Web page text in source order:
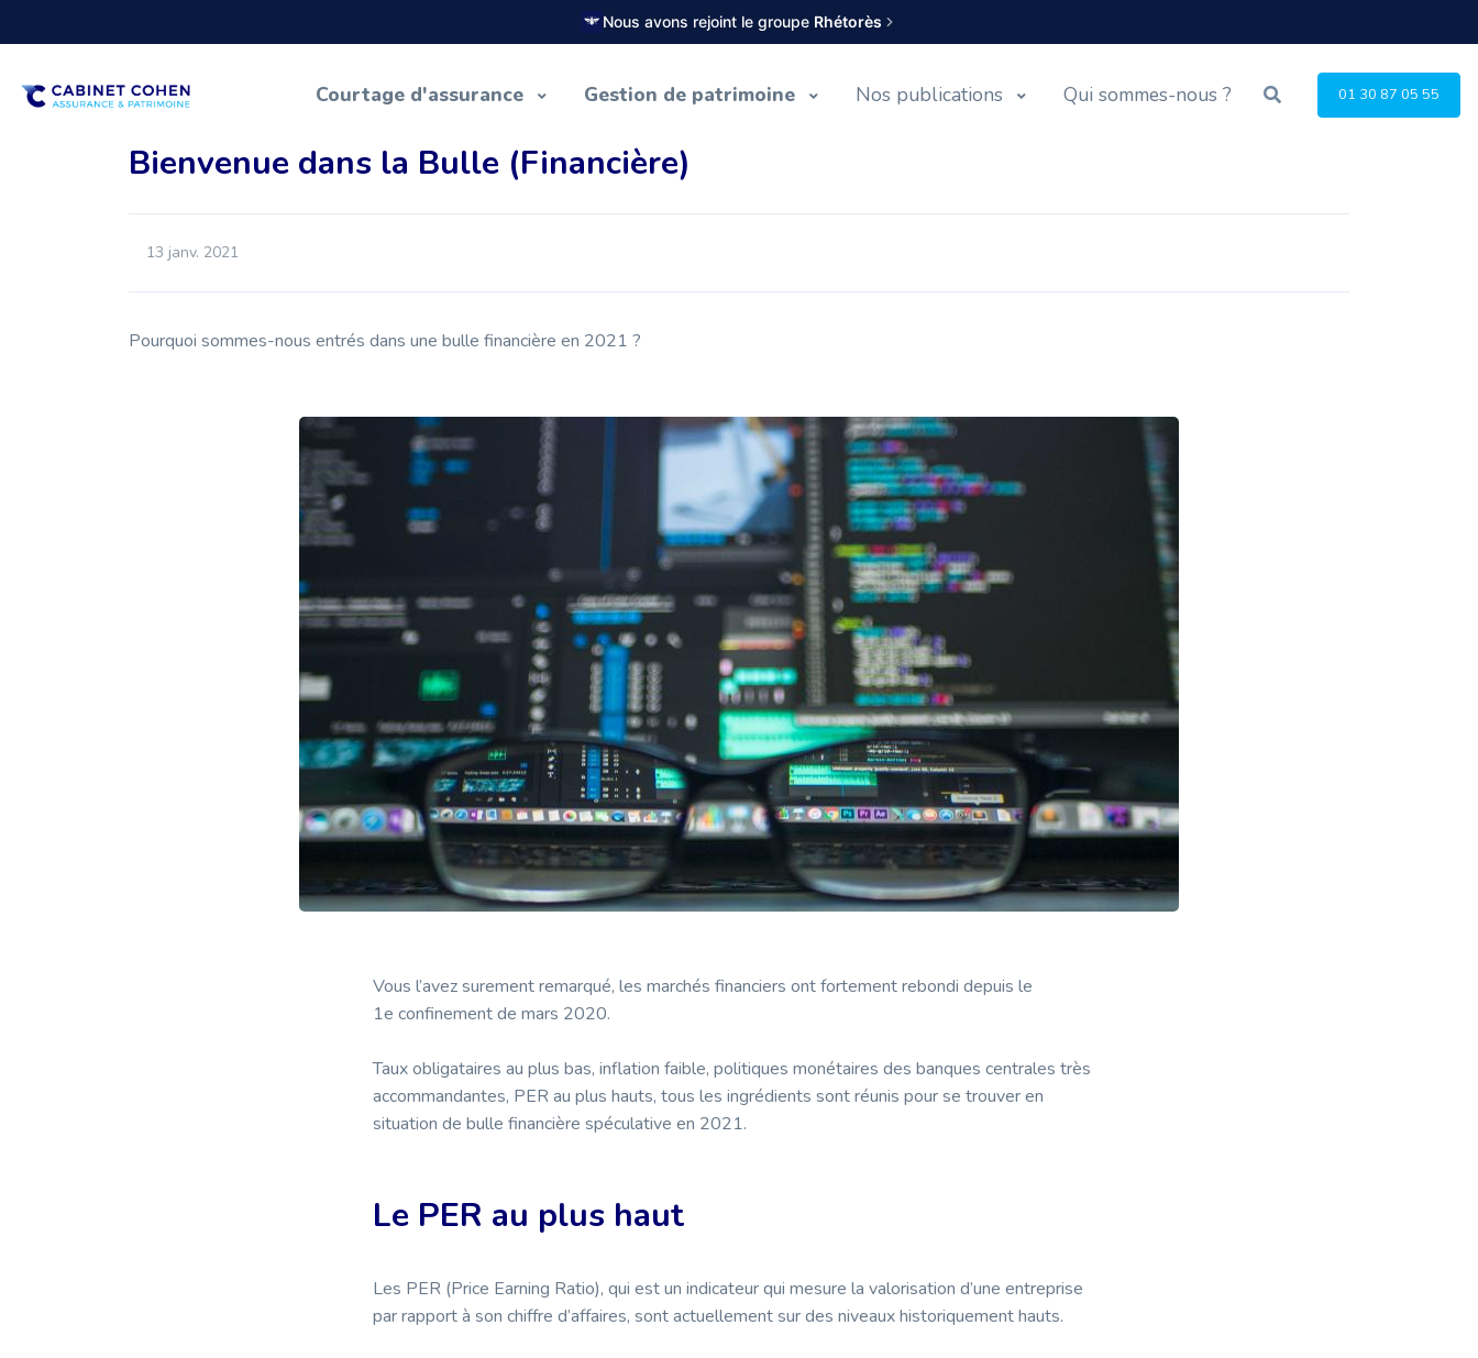
Nous avons rejoint le groupe Rhétorès
Courtage d'assurance Gestion de patrimoine Nos publications Qui sommes-nous ? 01 30 87 05 55
Bienvenue dans la Bulle (Financière)
13 janv. 2021
Pourquoi sommes-nous entrés dans une bulle financière en 2021 ?
Vous l’avez surement remarqué, les marchés financiers ont fortement rebondi depuis le
1e confinement de mars 2020.
Taux obligataires au plus bas, inflation faible, politiques monétaires des banques centrales très
accommandantes, PER au plus hauts, tous les ingrédients sont réunis pour se trouver en
situation de bulle financière spéculative en 2021.
Le PER au plus haut
Les PER (Price Earning Ratio), qui est un indicateur qui mesure la valorisation d’une entreprise
par rapport à son chiffre d’affaires, sont actuellement sur des niveaux historiquement hauts.